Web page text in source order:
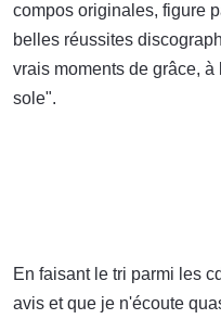
compos originales, figure
belles réussites
vrais moments de grâce,
sole".
En faisant le tri parmi les
avis et que je n'écoute